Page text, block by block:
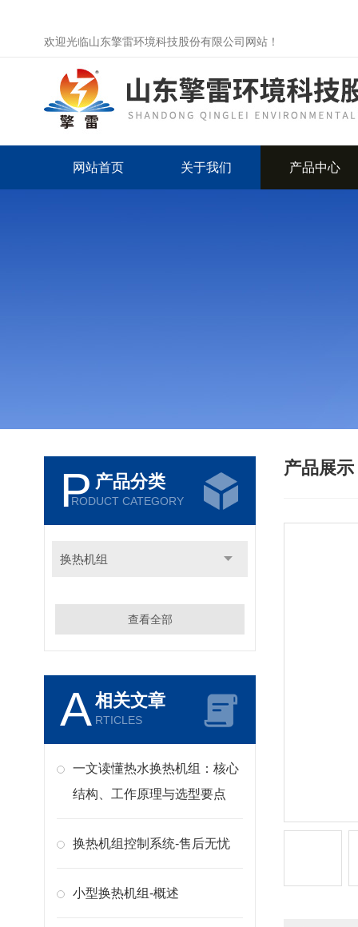
欢迎光临山东擎雷环境科技股份有限公司网站！
网站首页 关于我们 产品中心
P 产品分类
RODUCT CATEGORY
换热机组
查看全部
A相关文章
RTICLES
一文读懂热水换热机组：核心
结构、工作原理与选型要点
换热机组控制系统-售后无忧
小型换热机组-概述
产品展示